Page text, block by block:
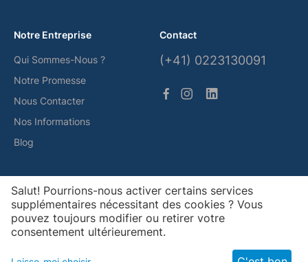
Notre Entreprise
Qui Sommes-Nous ?
Notre Promesse
Nous Contacter
Nos Informations
Blog
Contact
(+41) 0223130091
© Gemsquar, 2026
Salut! Pourrions-nous activer certains services
supplémentaires nécessitant des cookies ? Vous
pouvez toujours modifier ou retirer votre
consentement ultérieurement.